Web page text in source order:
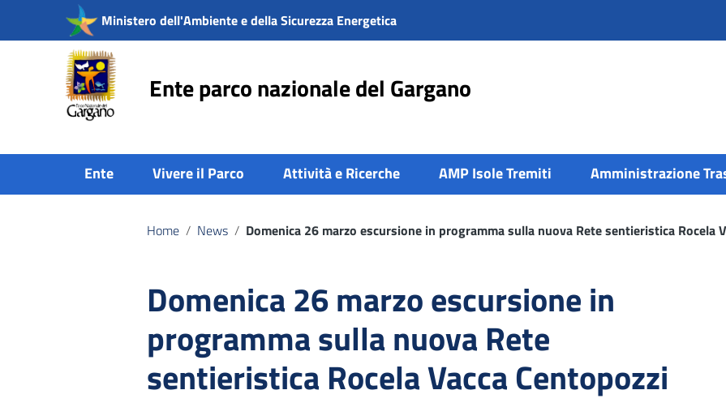
Vai ai contenuti
Vai al menu di navigazione
Vai al footer
Ministero dell'Ambiente e della Sicurezza Energetica
Ente parco nazionale del Gargano
Ente Vivere il Parco Attività e Ricerche AMP Isole Tremiti Amministrazione
Home / News / Domenica 26 marzo escursione in programma sulla nuova Rete sentieristica Rocela
Domenica 26 marzo escursione in
programma sulla nuova Rete
sentieristica Rocela Vacca Centopozzi